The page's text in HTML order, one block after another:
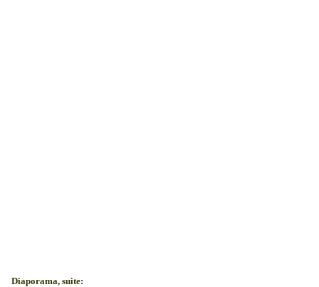
Diaporama, suite: